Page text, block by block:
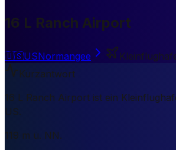
16 L Ranch Airport
🇺🇸USNormangee
Kurzantwort
16 L Ranch Airport ist ein
US.
119 m ü. NN.